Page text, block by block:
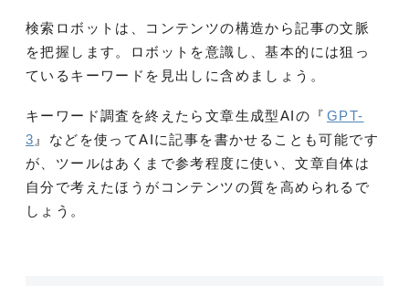
検索ロボットは、コンテンツの構造から記事の文脈
を把握します。ロボットを意識し、基本的には狙っ
ているキーワードを見出しに含めましょう。
キーワード調査を終えたら文章生成型AIの『 GPT-
3 』などを使ってAIに記事を書かせることも可能です
が、ツールはあくまで参考程度に使い、文章自体は
自分で考えたほうがコンテンツの質を高められるで
しょう。